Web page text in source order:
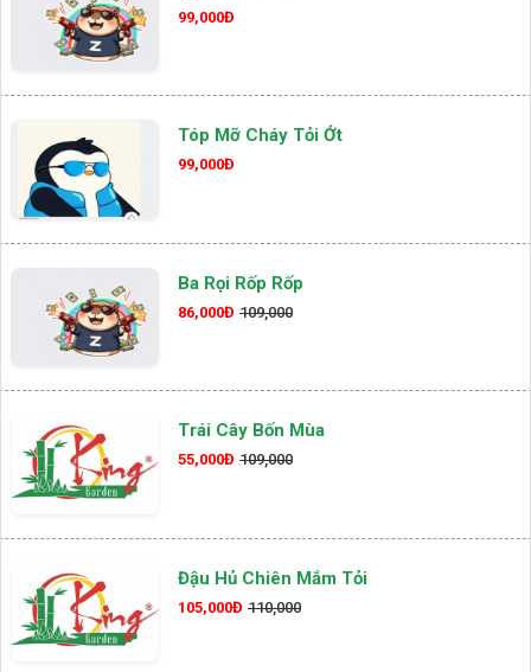
99,000Đ
Tóp Mỡ Cháy Tỏi Ớt
99,000Đ
Ba Rọi Rốp Rốp
86,000Đ 109,000
Trái Cây Bốn Mùa
55,000Đ 109,000
Đậu Hủ Chiên Mắm Tỏi
105,000Đ 110,000